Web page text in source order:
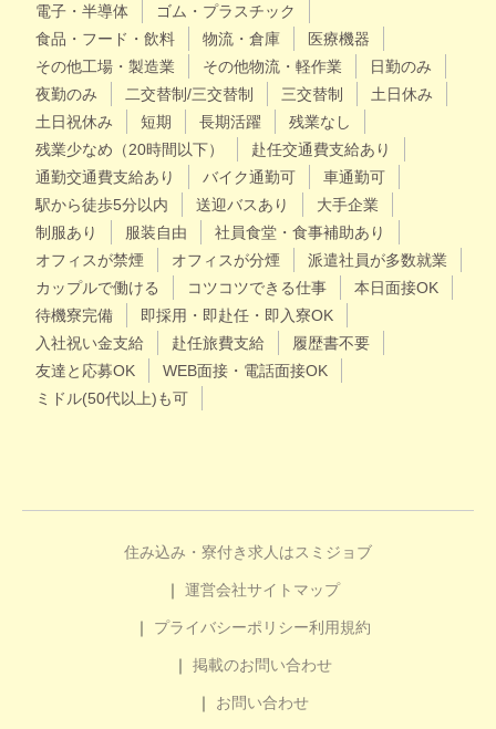
電子・半導体
ゴム・プラスチック
食品・フード・飲料
物流・倉庫
医療機器
その他工場・製造業
その他物流・軽作業
日勤のみ
夜勤のみ
二交替制/三交替制 三交替制
土日休み
土日祝休み
短期 長期活躍
残業なし
残業少なめ（20時間以下）
赴任交通費支給あり
通勤交通費支給あり
バイク通勤可
車通勤可
駅から徒歩5分以内
送迎バスあり
大手企業
制服あり
服装自由
社員食堂・食事補助あり
オフィスが禁煙
オフィスが分煙
派遣社員が多数就業
カップルで働ける
コツコツできる仕事
本日面接OK
待機寮完備
即採用・即赴任・即入寮OK
入社祝い金支給
赴任旅費支給
履歴書不要
友達と応募OK
WEB面接・電話面接OK
ミドル(50代以上)も可
住み込み・寮付き求人はスミジョブ
運営会社サイトマップ
プライバシーポリシー利用規約
掲載のお問い合わせ
お問い合わせ